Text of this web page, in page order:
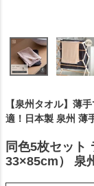
【泉州タオル】薄
適！日本製 泉州 薄
同色5枚セット
33×85cm） 泉